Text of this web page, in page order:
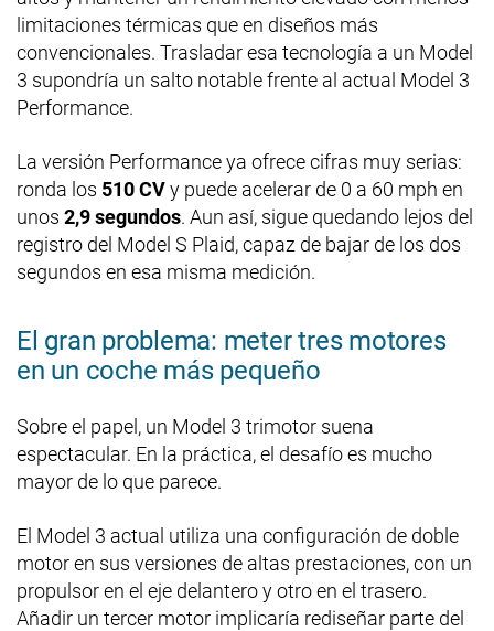
limitaciones térmicas que en diseños más
convencionales. Trasladar esa tecnología a un Model
3 supondría un salto notable frente al actual Model 3
Performance.
La versión Performance ya ofrece cifras muy serias:
ronda los 510 CVy puede acelerar de 0 a 60 mph en
unos 2,9 segundos. Aun así, sigue quedando lejos del
registro del Model S Plaid, capaz de bajar de los dos
segundos en esa misma medición.
El gran problema: meter tres motores
en un coche más pequeño
Sobre el papel, un Model 3 trimotor suena
espectacular. En la práctica, el desafío es mucho
mayor de lo que parece.
El Model 3 actual utiliza una configuración de doble
motor en sus versiones de altas prestaciones, con un
propulsor en el eje delantero y otro en el trasero.
Añadir un tercer motor implicaría rediseñar parte del